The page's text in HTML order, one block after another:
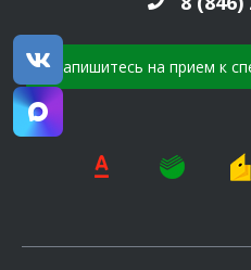
Запишитесь на прием к